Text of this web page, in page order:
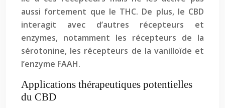
aussi fortement que le THC. De plus, le CBD
interagit avec d’autres récepteurs et
enzymes, notamment les récepteurs de la
sérotonine, les récepteurs de la vanilloïde et
l’enzyme FAAH.
Applications thérapeutiques potentielles
du CBD